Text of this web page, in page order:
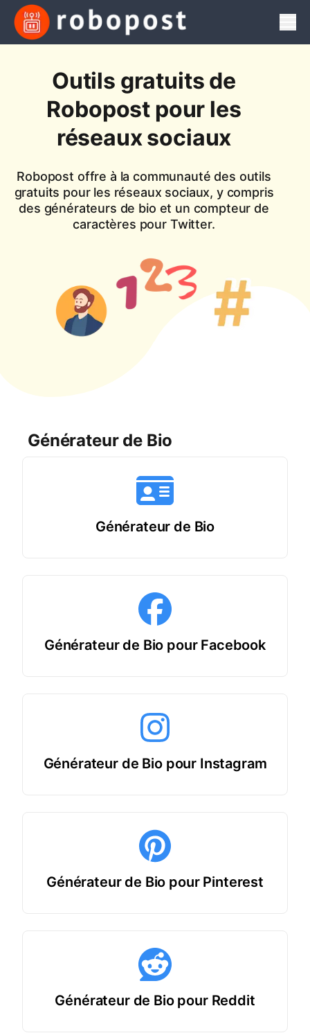
Outils gratuits de
Robopost pour les
réseaux sociaux
Robopost offre à la communauté des outils
gratuits pour les réseaux sociaux, y compris
des générateurs de bio et un compteur de
caractères pour Twitter.
Générateur de Bio
Générateur de Bio
Générateur de Bio pour Facebook
Générateur de Bio pour Instagram
Générateur de Bio pour Pinterest
Générateur de Bio pour Reddit